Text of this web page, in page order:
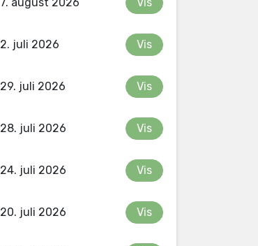
2. juli 2026 Vis
29. juli 2026 Vis
28. juli 2026 Vis
24. juli 2026 Vis
20. juli 2026 Vis